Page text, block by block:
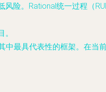
险。Rational统一过程（
中最具代表性的框架。在当